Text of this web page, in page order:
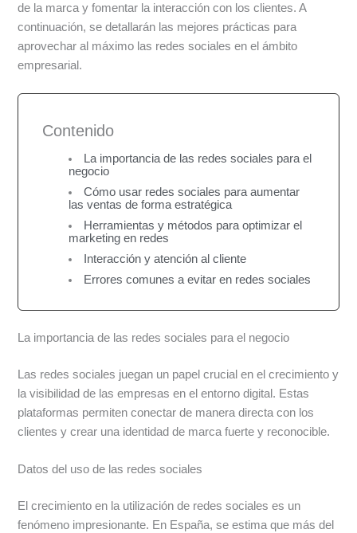
de la marca y fomentar la interacción con los clientes. A
continuación, se detallarán las mejores prácticas para
aprovechar al máximo las redes sociales en el ámbito
empresarial.
Contenido
La importancia de las redes sociales para el
negocio
Cómo usar redes sociales para aumentar
las ventas de forma estratégica
Herramientas y métodos para optimizar el
marketing en redes
Interacción y atención al cliente
Errores comunes a evitar en redes sociales
La importancia de las redes sociales para el negocio
Las redes sociales juegan un papel crucial en el crecimiento y
la visibilidad de las empresas en el entorno digital. Estas
plataformas permiten conectar de manera directa con los
clientes y crear una identidad de marca fuerte y reconocible.
Datos del uso de las redes sociales
El crecimiento en la utilización de redes sociales es un
fenómeno impresionante. En España, se estima que más del